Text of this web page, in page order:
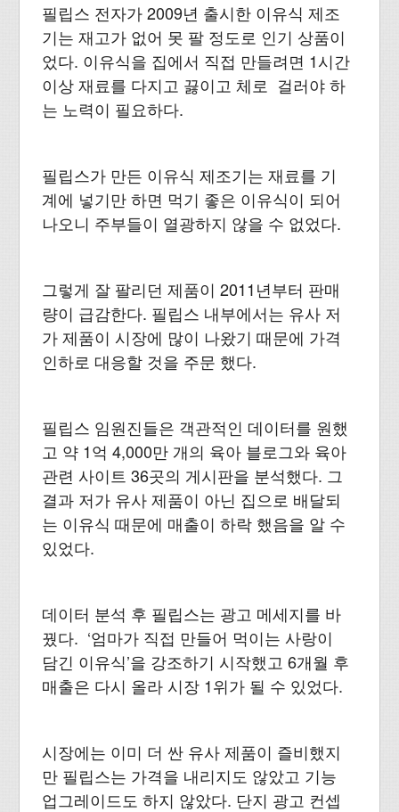
필립스 전자가 2009년 출시한 이유식 제조
기는 재고가 없어 못 팔 정도로 인기 상품이
었다. 이유식을 집에서 직접 만들려면 1시간
이상 재료를 다지고 끓이고 체로 걸러야 하
는 노력이 필요하다.
필립스가 만든 이유식 제조기는 재료를 기
계에 넣기만 하면 먹기 좋은 이유식이 되어
나오니 주부들이 열광하지 않을 수 없었다.
그렇게 잘 팔리던 제품이 2011년부터 판매
량이 급감한다. 필립스 내부에서는 유사 저
가 제품이 시장에 많이 나왔기 때문에 가격
인하로 대응할 것을 주문 했다.
필립스 임원진들은 객관적인 데이터를 원했
고 약 1억 4,000만 개의 육아 블로그와 육아
관련 사이트 36곳의 게시판을 분석했다. 그
결과 저가 유사 제품이 아닌 집으로 배달되
는 이유식 때문에 매출이 하락 했음을 알 수
있었다.
데이터 분석 후 필립스는 광고 메세지를 바
꿨다. ‘엄마가 직접 만들어 먹이는 사랑이
담긴 이유식’을 강조하기 시작했고 6개월 후
매출은 다시 올라 시장 1위가 될 수 있었다.
시장에는 이미 더 싼 유사 제품이 즐비했지
만 필립스는 가격을 내리지도 않았고 기능
업그레이드도 하지 않았다. 단지 광고 컨셉